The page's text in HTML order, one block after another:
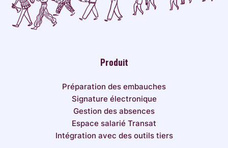
Produit
Préparation des embauches
Signature électronique
Gestion des absences
Espace salarié Transat
Intégration avec des outils tiers